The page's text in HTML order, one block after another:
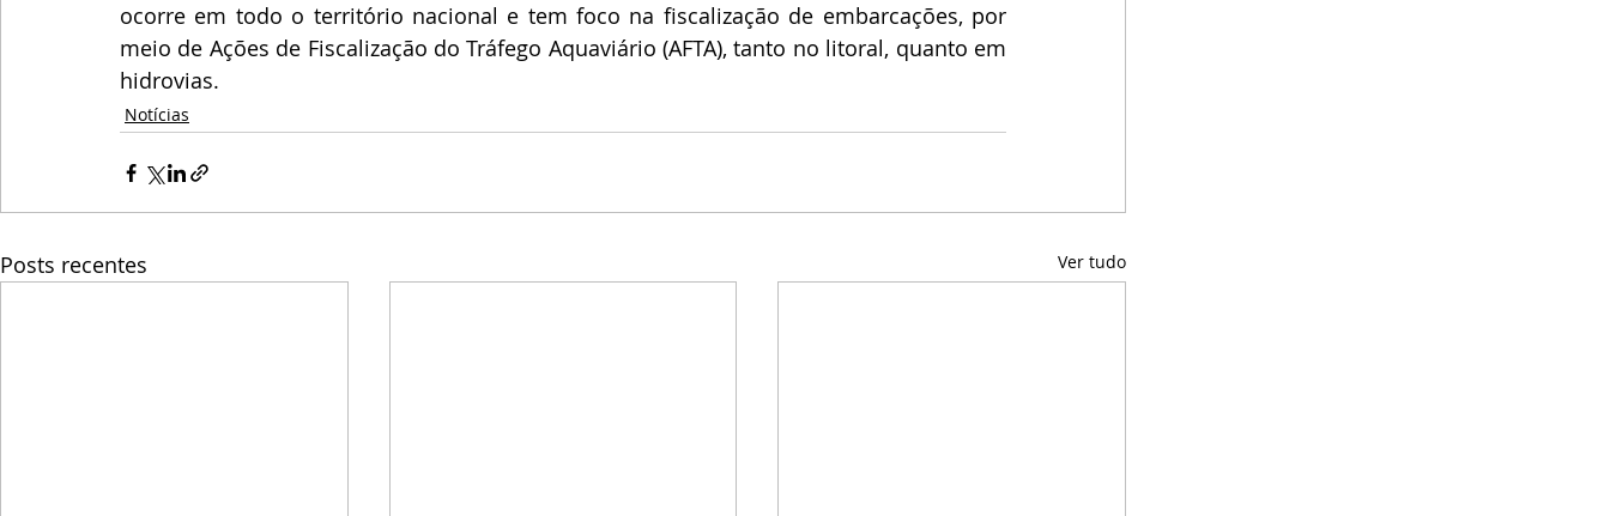
ocorre em todo o território nacional e tem foco na fiscalização de embarcações, por
meio de Ações de Fiscalização do Tráfego Aquaviário (AFTA), tanto no litoral, quanto em
hidrovias.
Notícias
Posts recentes Ver tudo